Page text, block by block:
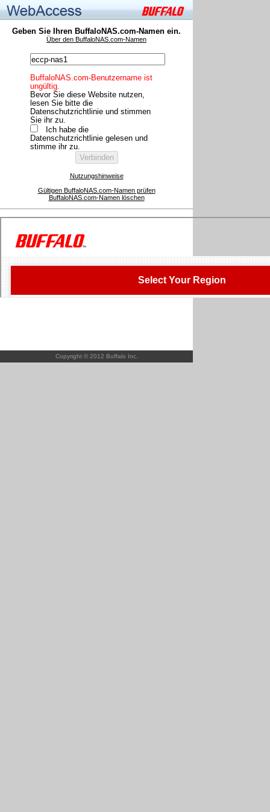
Geben Sie Ihren BuffaloNAS.com-Namen ein.
Über den BuffaloNAS.com-Namen
BuffaloNAS.com-Benutzername ist
ungültig.
Bevor Sie diese Website nutzen,
lesen Sie bitte die
Datenschutzrichtlinie und stimmen
Sie ihr zu.
Ich habe die
Datenschutzrichtlinie gelesen und
stimme ihr zu.
Nutzungshinweise
Gültigen BuffaloNAS.com-Namen prüfen
BuffaloNAS.com-Namen löschen
Copyright © 2012 Buffalo Inc.